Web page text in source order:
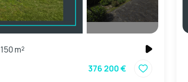
150 m²
376 200 €